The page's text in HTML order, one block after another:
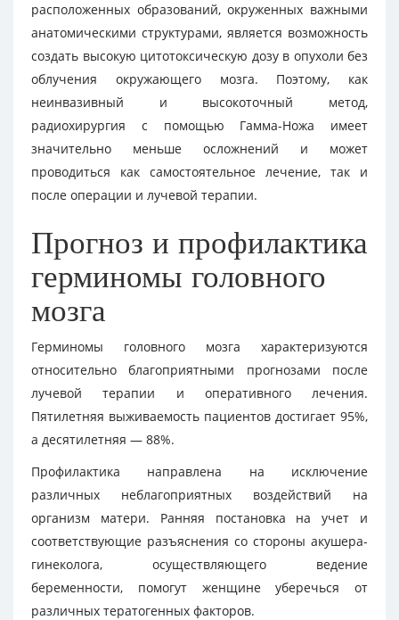
расположенных образований, окруженных важными
анатомическими структурами, является возможность
создать высокую цитотоксическую дозу в опухоли без
облучения окружающего мозга. Поэтому, как
неинвазивный и высокоточный метод,
радиохирургия с помощью Гамма-Ножа имеет
значительно меньше осложнений и может
проводиться как самостоятельное лечение, так и
после операции и лучевой терапии.
Прогноз и профилактика
герминомы головного
мозга
Герминомы головного мозга характеризуются
относительно благоприятными прогнозами после
лучевой терапии и оперативного лечения.
Пятилетняя выживаемость пациентов достигает 95%,
а десятилетняя — 88%.
Профилактика направлена на исключение
различных неблагоприятных воздействий на
организм матери. Ранняя постановка на учет и
соответствующие разъяснения со стороны акушера-
гинеколога, осуществляющего ведение
беременности, помогут женщине уберечься от
различных тератогенных факторов.